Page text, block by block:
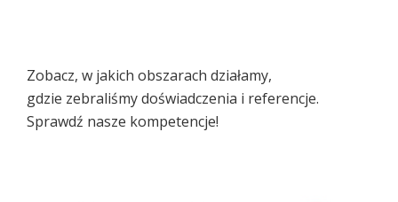
Zobacz, w jakich obszarach działamy,
gdzie zebraliśmy doświadczenia i referencje.
Sprawdź nasze kompetencje!